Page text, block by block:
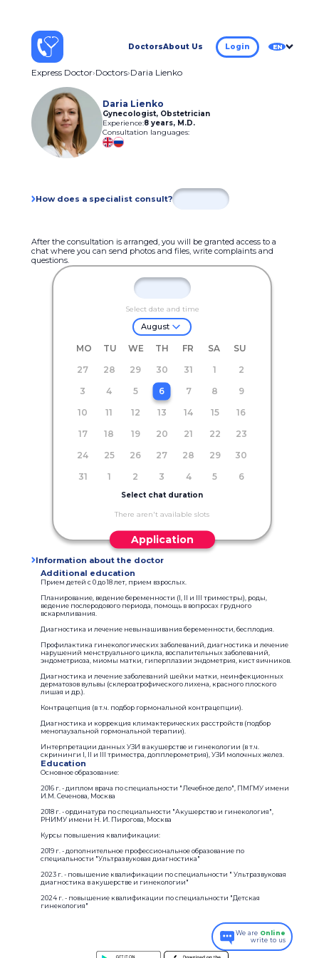
DoctorsAbout Us Login EN
Express Doctor Doctors Daria Lienko
Daria Lienko
Gynecologist, Obstetrician
Experience:8 years, M.D.
Consultation languages:
How does a specialist consult?
After the consultation is arranged, you will be granted access to a
chat where you can send photos and files, write complaints and
questions.
Select date and time
August
MO TU WE TH FR SA
SU
27
28 29 30 31 1
2
3
4 5 6 7 8
9
10
11 12 13 14 15
16
17
18 19 20 21 22
23
24
25 26 27 28 29
30
31
1 2 3 4 5 6
Select chat duration
There aren't available slots
Application
Information about the doctor
Additional education
Прием детей с 0 до 18 лет, прием взрослых.
Планирование, ведение беременности (I, II и III триместры), роды,
ведение послеродового периода, помощь в вопросах грудного
вскармливания.
Диагностика и лечение невынашивания беременности, бесплодия.
Профилактика гинекологических заболеваний, диагностика и лечение
нарушений менструального цикла, воспалительных заболеваний,
эндометриоза, миомы матки, гиперплазии эндометрия, кист яичников.
Диагностика и лечение заболеваний шейки матки, неинфекционных
дерматозов вульвы (склероатрофического лихена, красного плоского
лишая и др.).
Контрацепция (в т.ч. подбор гормональной контрацепции).
Диагностика и коррекция климактерических расстройств (подбор
менопаузальной гормональной терапии).
Интерпретации данных УЗИ в акушерстве и гинекологии (в т.ч.
скрининги I, II и III триместра, допплерометрия), УЗИ молочных желез.
Education
Основное образование:
2016 г. - диплом врача по специальности "Лечебное дело", ПМГМУ имени
И.М. Сеченова, Москва
2018 г. - ординатура по специальности "Акушерство и гинекология",
РНИМУ имени Н. И. Пирогова, Москва
Курсы повышения квалификации:
2019 г. - дополнительное профессиональное образование по
специальности "Ультразвуковая диагностика"
2023 г. - повышение квалификации по специальности " Ультразвуковая
диагностика в акушерстве и гинекологии"
2024 г. - повышение квалификации по специальности "Детская
гинекология"
We are Online
write to us